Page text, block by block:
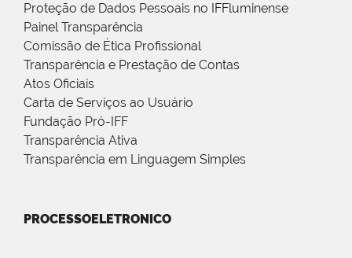
Proteção de Dados Pessoais no IFFluminense
Painel Transparência
Comissão de Ética Profissional
Transparência e Prestação de Contas
Atos Oficiais
Carta de Serviços ao Usuário
Fundação Pró-IFF
Transparência Ativa
Transparência em Linguagem Simples
PROCESSOELETRONICO